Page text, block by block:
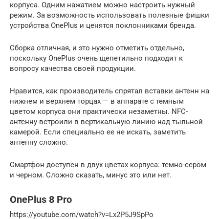
корпуса. Одним нажатием можно настроить нужный
режим. За возможность использовать полезные фишки
устройства OnePlus и ценятся поклонниками бренда.
Сборка отличная, и это нужно отметить отдельно,
поскольку OnePlus очень щепетильно подходит к
вопросу качества своей продукции.
Нравится, как производитель спрятал вставки антенн на
нижнем и верхнем торцах — в аппарате с темным
цветом корпуса они практически незаметны. NFC-
антенну встроили в вертикальную линию над тыльной
камерой. Если специально ее не искать, заметить
антенну сложно.
Смартфон доступен в двух цветах корпуса: темно-сером
и черном. Сложно сказать, минус это или нет.
OnePlus 8 Pro
https://youtube.com/watch?v=Lx2P5J9SpPo